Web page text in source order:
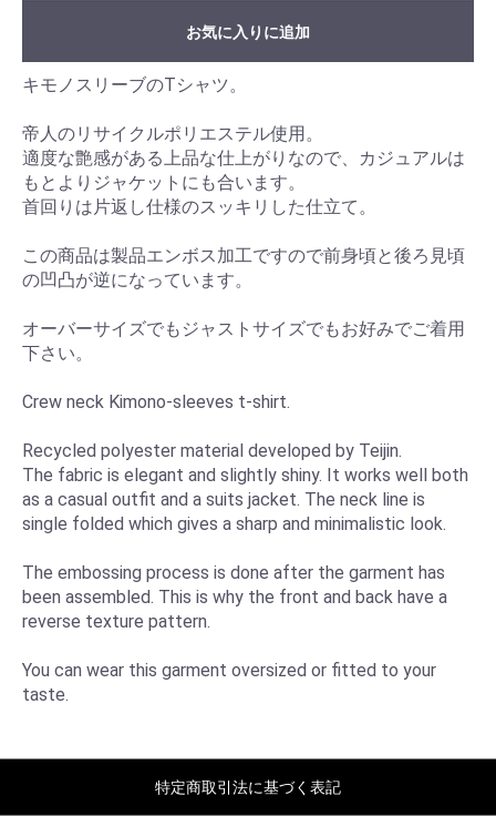
お気に入りに追加
キモノスリーブのTシャツ。
帝人のリサイクルポリエステル使用。
適度な艶感がある上品な仕上がりなので、カジュアルは
もとよりジャケットにも合います。
首回りは片返し仕様のスッキリした仕立て。
この商品は製品エンボス加工ですので前身頃と後ろ見頃
の凹凸が逆になっています。
オーバーサイズでもジャストサイズでもお好みでご着用
下さい。
Crew neck Kimono-sleeves t-shirt.
Recycled polyester material developed by Teijin.
The fabric is elegant and slightly shiny. It works well both
as a casual outfit and a suits jacket. The neck line is
single folded which gives a sharp and minimalistic look.
The embossing process is done after the garment has
been assembled. This is why the front and back have a
reverse texture pattern.
You​ ​can​ ​wear​ ​this​ ​garment​ ​oversized​ ​or​ ​fitted​ ​to​ ​your​ ​
taste.
特定商取引法に基づく表記